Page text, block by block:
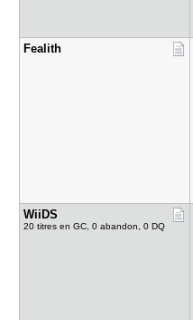
Fealith
WiiDS
20 titres en GC, 0 abandon, 0 DQ